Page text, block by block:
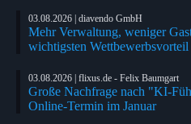
03.08.2026 | diavendo GmbH
Mehr Verwaltung, weniger
wichtigsten
03.08.2026 | flixus.de - Felix Baumgart
Große Nachfrage nach "KI-
Online-Termin im Januar